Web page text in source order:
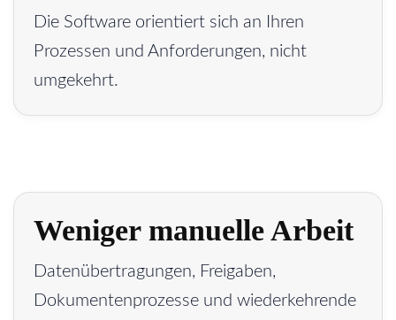
Die Software orientiert sich an Ihren
Prozessen und Anforderungen, nicht
umgekehrt.
Weniger manuelle Arbeit
Datenübertragungen, Freigaben,
Dokumentenprozesse und wiederkehrende